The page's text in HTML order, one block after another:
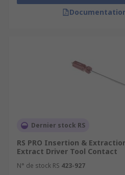
Dernier stock RS
RS PRO Insertion &
Extract Driver Tool Contact
N° de stock RS 423-927